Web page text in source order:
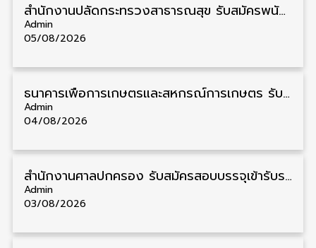
สำนักงานปลัดกระทรวงสาธารณสุข รับสมัครพนักงานราชการรูปแบบพิเศษ วุฒิ ปวส./ป.ตรี 102 อัตรา รับสมัคร 17 – 28 สิงหาคม
Admin
05/08/2026
ธนาคารเพื่อการเกษตรและสหกรณ์การเกษตร รับสมัครบุคคลเพื่อเป็นผู้ช่วยพนักงาน วุฒิ ป.ตรี 5 อัตรา รับสมัคร 4 – 14 สิงหาคม
Admin
04/08/2026
สํานักงานศาลปกครอง รับสมัครสอบบรรจุเข้ารับราชการ วุฒิ ป.ตรี 72 อัตรา รับสมัคร 31 สิงหาคม – 18 กันยายน
Admin
03/08/2026